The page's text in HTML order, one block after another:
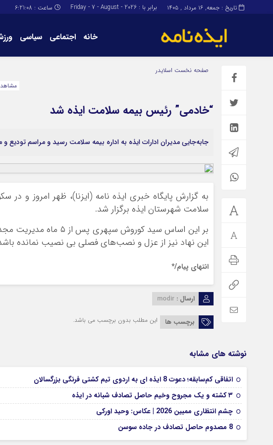
تاریخ : جمعه, ۱۶ مرداد , ۱۴۰۵ برابر با : Friday - 7 - August - 2026 ساعت : 6:21:09
خانه اجتماعی سیاسی
برگه نمونهصفحه نخست اسلایدر
“خادمی” رئیس بیمه سلامت ایذه شد
جابه‌جایی مدیران ادارات ایذه به اداره بیمه سلامت رسید و مراسم تودیع
به گزارش پایگاه خبری ایذه نامه (ایزنا)، ظهر امروز و
سلامت شهرستان ایذه برگزار شد.
بر این اساس سید کوروش
این نهاد نیز از عزل و نصب‌های فصلی بی نصیب نمانده
انتهای پیام/*
ارسال : modir
برچسب ها این مطلب بدون برچسب می باشد.
نوشته های مشابه
اتفاقی کم‌سابقه؛ دعوت 8 ایذه ای به اردوی تیم کشتی فرنگی بزرگسالان
۳ کشته و یک مجروح وخیم حاصل تصادف شبانه در ایذه
چشم انتظاری ممبین 2026 | عکاس: وحید اورکی
8 مصدوم حاصل تصادف در جاده سوسن